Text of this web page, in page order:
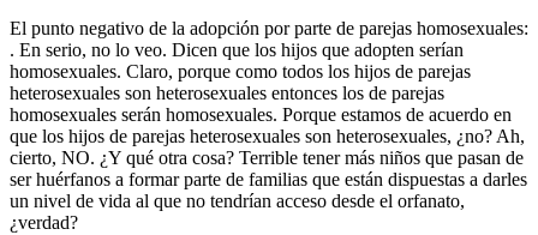
El punto negativo de la adopción por parte de parejas homosexuales:
. En serio, no lo veo. Dicen que los hijos que adopten serían
homosexuales. Claro, porque como todos los hijos de parejas
heterosexuales son heterosexuales entonces los de parejas
homosexuales serán homosexuales. Porque estamos de acuerdo en
que los hijos de parejas heterosexuales son heterosexuales, ¿no? Ah,
cierto, NO. ¿Y qué otra cosa? Terrible tener más niños que pasan de
ser huérfanos a formar parte de familias que están dispuestas a darles
un nivel de vida al que no tendrían acceso desde el orfanato,
¿verdad?